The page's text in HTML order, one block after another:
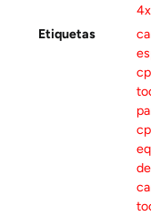
Etiquetas